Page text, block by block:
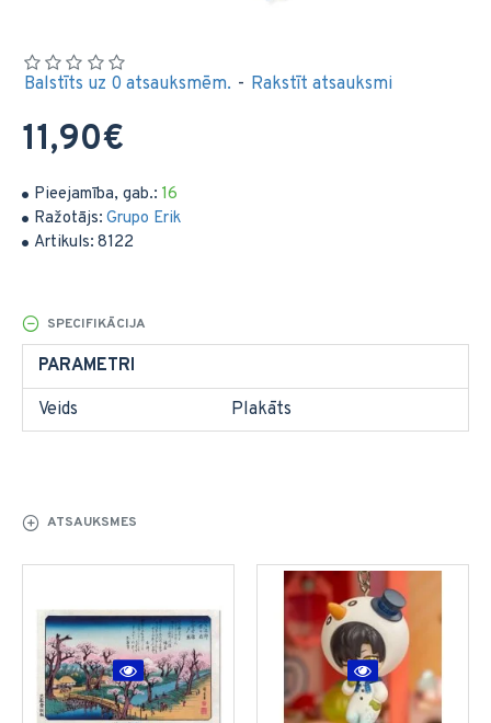
Pieejamība, gab.: 16
Ražotājs: Grupo Erik
Artikuls: 8122
Balstīts uz 0 atsauksmēm. - Rakstīt atsauksmi
11,90€
SPECIFIKĀCIJA
PARAMETRI
Veids
Plakāts
ATSAUKSMES